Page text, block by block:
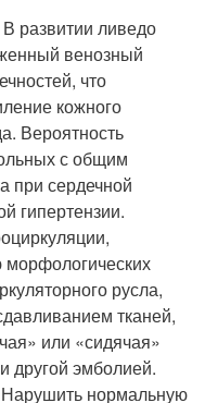
развитии ливедо
венозный
что
кожного
Вероятность
с общим
при сердечной
гипертензии.
русла,
тканей,
или «сидячая»
другой эмболией.
нормальную